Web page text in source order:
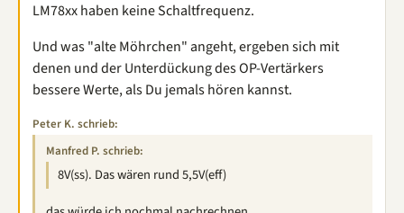
LM78xx haben keine Schaltfrequenz.
Und was "alte Möhrchen" angeht, ergeben sich mit
denen und der Unterdückung des OP-Vertärkers
bessere Werte, als Du jemals hören kannst.
Peter K. schrieb:
Manfred P. schrieb:
8V(ss). Das wären rund 5,5V(eff)